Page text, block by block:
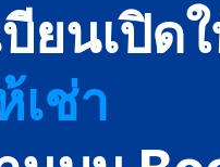
ยนเปิด
ม
เช่า